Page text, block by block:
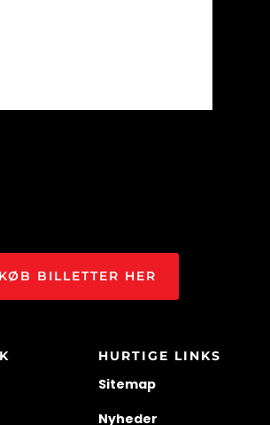
KØB BILLETTER HER
HURTIGE LINKS
Sitemap
Nyheder